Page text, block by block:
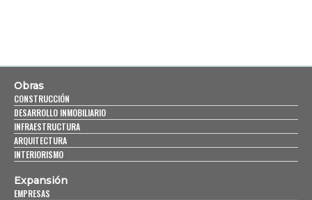
Obras
CONSTRUCCIÓN
DESARROLLO INMOBILIARIO
INFRAESTRUCTURA
ARQUITECTURA
INTERIORISMO
Expansión
EMPRESAS